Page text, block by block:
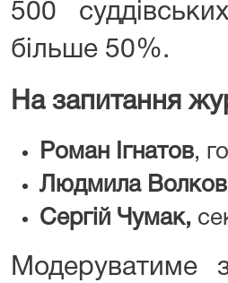
500
більше 50%.
На запитання
Роман Ігнатов,
Людмила
Сергій Чумак,
Модеруватиме